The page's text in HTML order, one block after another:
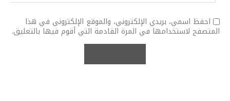
احفظ اسمي، بريدي الإلكتروني، والموقع الإلكتروني في هذا
المتصفح لاستخدامها في المرة القادمة التي أقوم فيها بالتعليق.